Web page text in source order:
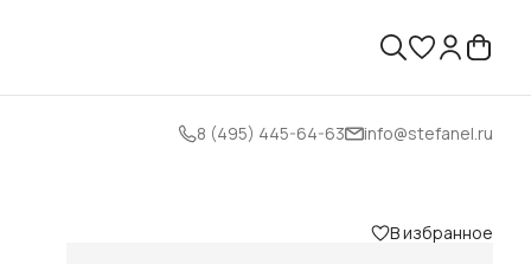
8 (495) 445-64-63 info@stefanel.ru
В избранное